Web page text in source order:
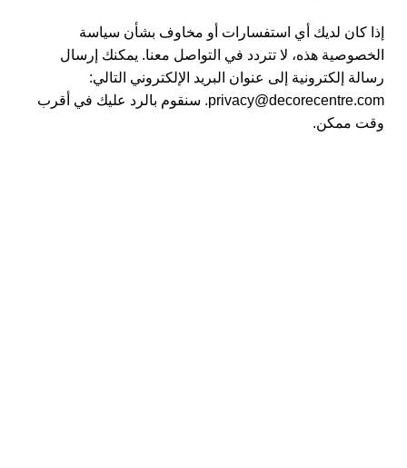
إذا كان لديك أي استفسارات أو مخاوف بشأن سياسة
الخصوصية هذه، لا تتردد في التواصل معنا. يمكنك إرسال
رسالة إلكترونية إلى عنوان البريد الإلكتروني التالي:
privacy@decorecentre.com. سنقوم بالرد عليك في أقرب
وقت ممكن.